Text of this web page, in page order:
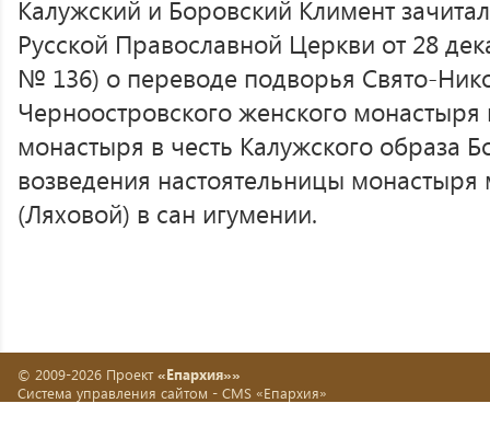
Калужский и Боровский Климент
Русской Православной Церкви от 28
№ 136) о переводе подворья Свято-
Черноостровского женского монастыря
монастыря в честь Калужского образа
возведения настоятельницы
(Ляховой) в сан игумении.
© 2009-2026 Проект «Епархия»»
Система управления сайтом - CMS «Епархия»